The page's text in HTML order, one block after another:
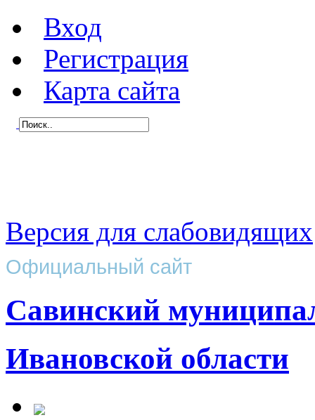
Вход
Регистрация
Карта сайта
Версия для слабовидящих
Официальный сайт
Савинский
Ивановской области